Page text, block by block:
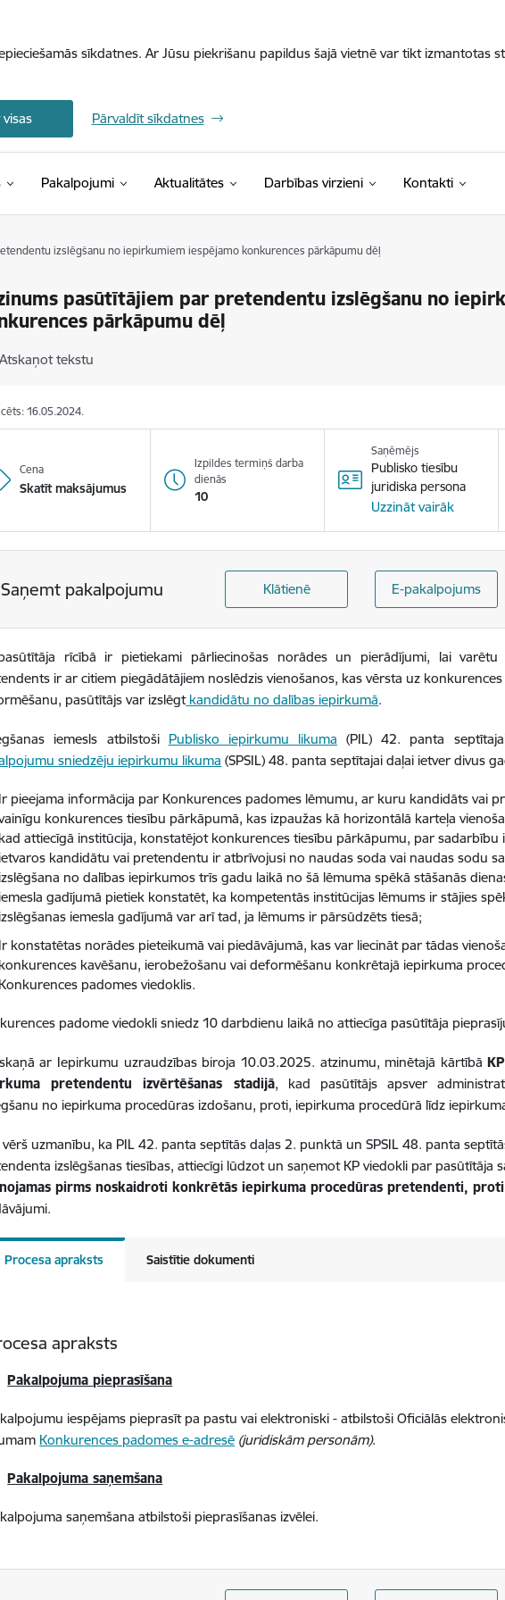
sīkdatnes. Ar Jūsu piekrišanu papildus šajā vietnē var tikt izmantotas
Pārvaldīt sīkdatnes
Pakalpojumi Aktualitātes Darbības virzieni Kontakti
izslēgšanu no iepirkumiem iespējamo konkurences pārkāpumu dēļ
pasūtītājiem par pretendentu izslēgšanu no
pārkāpumu dēļ
Atskaņot tekstu
16.05.2024.
Cena
Skatīt maksājumus
Izpildes termiņš darba
dienās
10
Saņēmējs
Publisko tiesību
juridiska persona
Uzzināt vairāk
Saņemt pakalpojumu Klātienē E-pakalpojums
rīcībā ir pietiekami pārliecinošas norādes un pierādījumi, lai
ir ar citiem piegādātājiem noslēdzis vienošanos, kas vērsta uz
pasūtītājs var izslēgtkandidātu no dalības iepirkumā.
iemesls atbilstoši Publisko iepirkumu likuma (PIL) 42. panta
sniedzēju iepirkumu likuma (SPSIL) 48. panta septītajai daļai ietver divus
Ir pieejama informācija par Konkurences padomes lēmumu, ar kuru kandidāts vai
konkurences tiesību pārkāpumā, kas izpaužas kā horizontālā karteļa
kad attiecīgā institūcija, konstatējot konkurences tiesību pārkāpumu, par sadarbību
ietvaros kandidātu vai pretendentu ir atbrīvojusi no naudas soda vai naudas sodu
izslēgšana no dalības iepirkumos trīs gadu laikā no šā lēmuma spēkā stāšanās
iemesla gadījumā pietiek konstatēt, ka kompetentās institūcijas lēmums ir stājies
izslēgšanas iemesla gadījumā var arī tad, ja lēmums ir pārsūdzēts tiesā;
Ir konstatētas norādes pieteikumā vai piedāvājumā, kas var liecināt par tādas
konkurences kavēšanu, ierobežošanu vai deformēšanu konkrētajā iepirkuma
Konkurences padomes viedoklis.
padome viedokli sniedz 10 darbdienu laikā no attiecīga pasūtītāja
ar Iepirkumu uzraudzības biroja 10.03.2025. atzinumu, minētajā kārtībā
pretendentu izvērtēšanas stadijā, kad pasūtītājs apsver
no iepirkuma procedūras izdošanu, proti, iepirkuma procedūrā līdz
vērš uzmanību, ka PIL 42. panta septītās daļas 2. punktā un SPSIL 48. panta
izslēgšanas tiesības, attiecīgi lūdzot un saņemot KP viedokli par pasūtītāja
pirms noskaidroti konkrētās iepirkuma procedūras pretendenti,
Procesa apraksts Saistītie dokumenti
apraksts
Pakalpojuma pieprasīšana
iespējams pieprasīt pa pastu vai elektroniski - atbilstoši Oficiālās
Konkurences padomes e-adresē (juridiskām personām).
Pakalpojuma saņemšana
saņemšana atbilstoši pieprasīšanas izvēlei.